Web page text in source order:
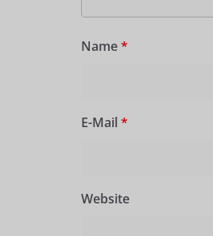
Name*
E-Mail *
Website